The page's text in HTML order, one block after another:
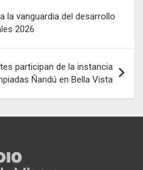
m
la vanguardia del desarrollo
2026
participan de la instancia
Ñandú en Bella Vista